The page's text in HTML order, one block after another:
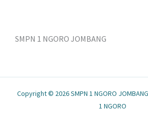
SMPN 1 NGORO JOMBANG
Copyright © 2026 SMPN 1 NGORO
1 NGORO